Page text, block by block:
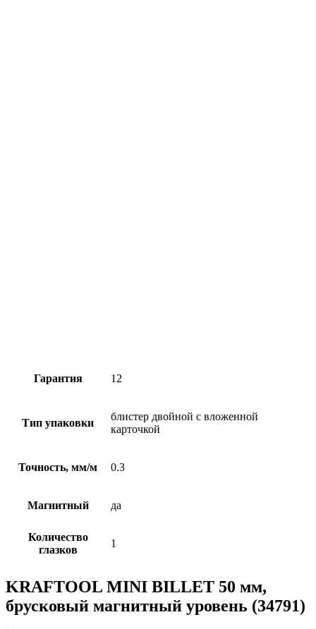
Гарантия 12
Тип упаковки
блистер двойной с вложенной
карточкой
Точность, мм/м 0.3
Магнитный да
Количество
глазков
1
KRAFTOOL MINI BILLET 50 мм,
брусковый магнитный уровень (34791)